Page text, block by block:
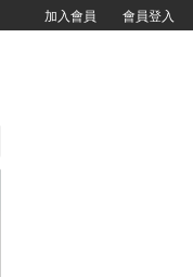
加入會員 會員登入